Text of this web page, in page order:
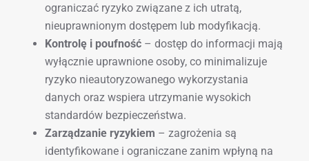
ograniczać ryzyko związane z ich utratą,
nieuprawnionym dostępem lub modyfikacją.
Kontrolę i poufność – dostęp do informacji mają
wyłącznie uprawnione osoby, co minimalizuje
ryzyko nieautoryzowanego wykorzystania
danych oraz wspiera utrzymanie wysokich
standardów bezpieczeństwa.
Zarządzanie ryzykiem – zagrożenia są
identyfikowane i ograniczane zanim wpłyną na